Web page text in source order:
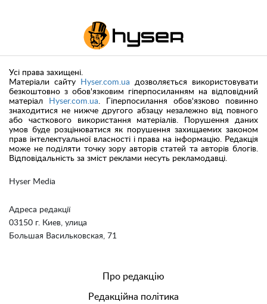
Hyser Media
Адреса редакції
03150 г. Киев, улица
Большая Васильковская, 71
Усі права захищені.
Матеріали сайту
Hyser.com.ua дозволяється використовувати
безкоштовно з обов'язковим гіперпосиланням на відповідний
матеріал
Hyser.com.ua . Гіперпосилання обов'язково повинно
знаходитися не нижче другого абзацу незалежно від повного
або часткового використання матеріалів. Порушення даних
умов буде розцінюватися як порушення захищаемих законом
прав інтелектуальної власності і права на інформацію. Редакція
може не поділяти точку зору авторів статей та авторів блогів.
Відповідальність за зміст реклами несуть рекламодавці.
Про редакцію
Редакційна політика